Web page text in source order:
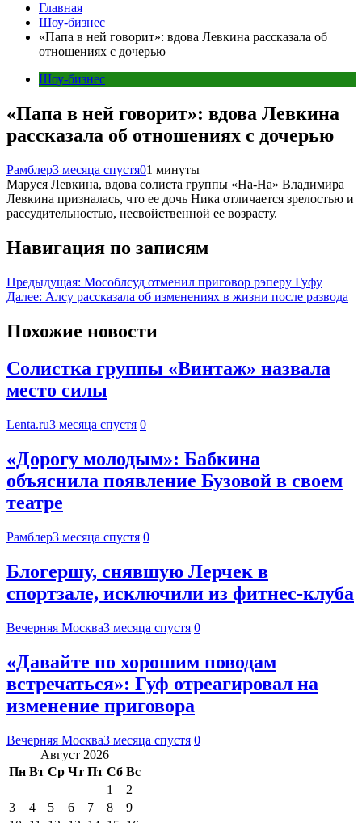
Главная
Шоу-бизнес
«Папа в ней говорит»: вдова Левкина рассказала об
отношениях с дочерью
Шоу-бизнес
«Папа в ней говорит»: вдова Левкина
рассказала об отношениях с дочерью
Рамблер3 месяца спустя01 минуты
Маруся Левкина, вдова солиста группы «На-На» Владимира
Левкина призналась, что ее дочь Ника отличается зрелостью и
рассудительностью, несвойственной ее возрасту.
Навигация по записям
Предыдущая: Мособлсуд отменил приговор рэперу Гуфу
Далее: Алсу рассказала об изменениях в жизни после развода
Похожие новости
Солистка группы «Винтаж» назвала
место силы
Lenta.ru3 месяца спустя 0
«Дорогу молодым»: Бабкина
объяснила появление Бузовой в своем
театре
Рамблер3 месяца спустя 0
Блогершу, снявшую Лерчек в
спортзале, исключили из фитнес-клуба
Вечерняя Москва3 месяца спустя 0
«Давайте по хорошим поводам
встречаться»: Гуф отреагировал на
изменение приговора
Вечерняя Москва3 месяца спустя 0
Август 2026
Пн Вт Ср Чт Пт Сб Вс
1
2
3
4 5 6 7 8
9